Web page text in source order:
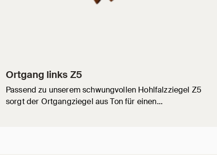
Ortgang links Z5
Passend zu unserem schwungvollen Hohlfalzziegel Z5
sorgt der Ortgangziegel aus Ton für einen…